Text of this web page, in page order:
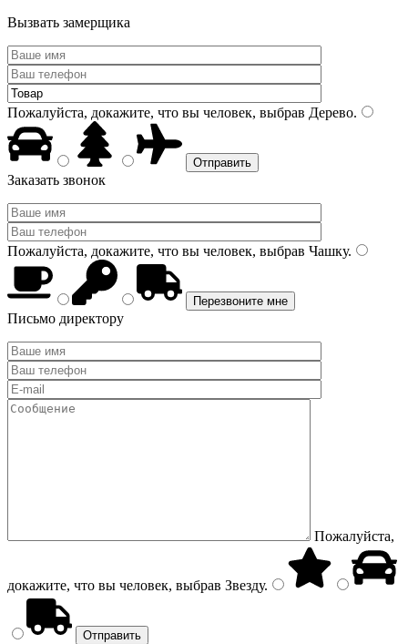
Вызвать замерщика
Пожалуйста, докажите, что вы человек, выбрав Дерево.
Заказать звонок
Пожалуйста, докажите, что вы человек, выбрав Чашку.
Письмо директору
Пожалуйста,
докажите, что вы человек, выбрав Звезду.